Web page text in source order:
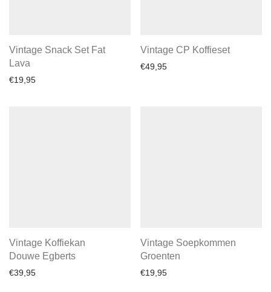
Vintage Snack Set Fat
Lava
€19,95
Vintage CP Koffieset
€49,95
Vintage Koffiekan
Douwe Egberts
€39,95
Vintage Soepkommen
Groenten
€19,95